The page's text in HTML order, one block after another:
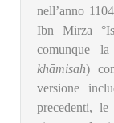
nell’anno
Ibn Mirzā
comunque
khāmisah)
versione
precedenti,